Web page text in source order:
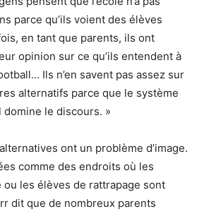
parce qu’ils voient des élèves
en tant que parents, ils ont
opinion sur ce qu’ils entendent à
Ils n’en savent pas assez sur
alternatifs parce que le système
le discours. »
ont un problème d’image.
comme des endroits où les
les élèves de rattrapage sont
dit que de nombreux parents